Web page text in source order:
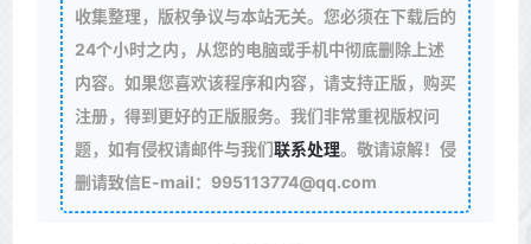
收集整理，版权争议与本站无关。您必须在下载后的
24个小时之内，从您的电脑或手机中彻底删除上述
内容。如果您喜欢该程序和内容，请支持正版，购买
注册，得到更好的正版服务。我们非常重视版权问
题，如有侵权请邮件与我们联系处理。敬请谅解！侵
删请致信E-mail：995113774@qq.com